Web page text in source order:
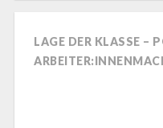
LAGE DER KLASSE –